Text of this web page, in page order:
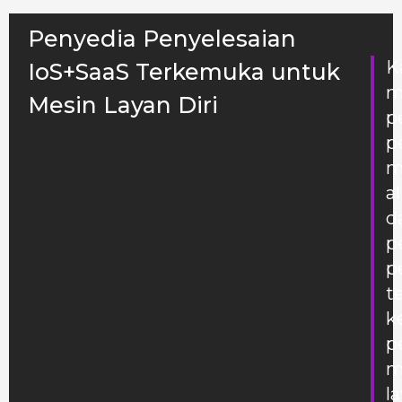
Penyedia Penyelesaian
IoS+SaaS Terkemuka untuk
Mesin Layan Diri